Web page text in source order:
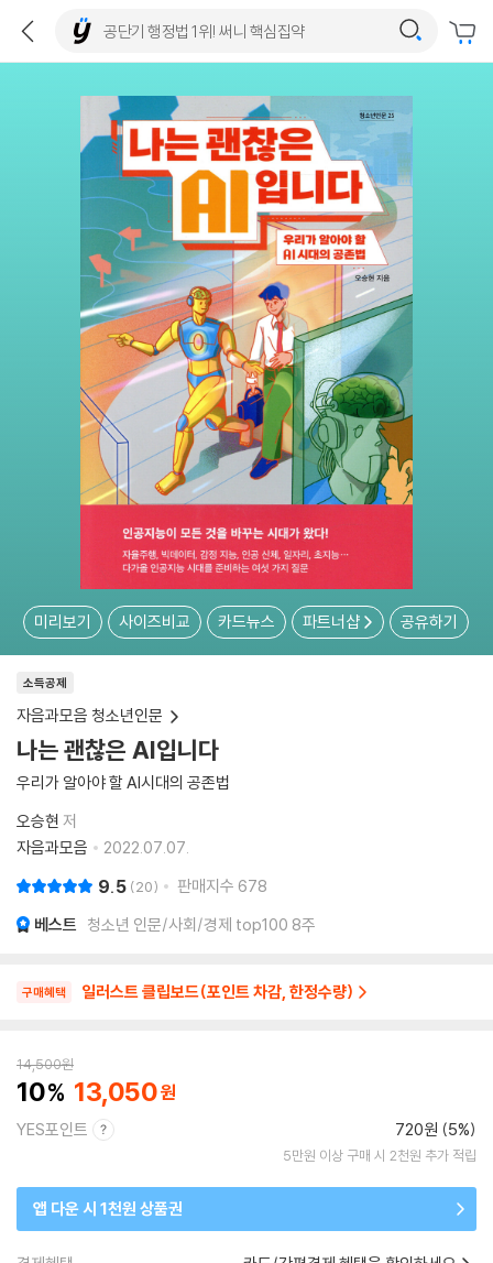
미리보기 사이즈비교 카드뉴스 파트너샵 공유하기
소득공제
자음과모음 청소년인문
나는 괜찮은 AI입니다
우리가 알아야 할 AI시대의 공존법
오승현 저
자음과모음
2022.07.07.
9.5 20 판매지수 678
베스트 청소년 인문/사회/경제 top100 8주
구매혜택 일러스트 클립보드(포인트 차감, 한정수량)
14,500원
10 13,050
YES포인트 720원 (5%)
5만원 이상 구매 시 2천원 추가 적립
앱 다운 시 1천원 상품권